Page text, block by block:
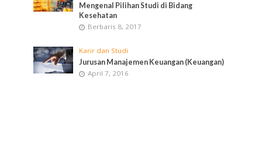
Mengenal Pilihan Studi di Bidang
Kesehatan
Berbaris 8, 2017
Karir dan Studi
Jurusan Manajemen Keuangan (Keuangan)
April 7, 2016